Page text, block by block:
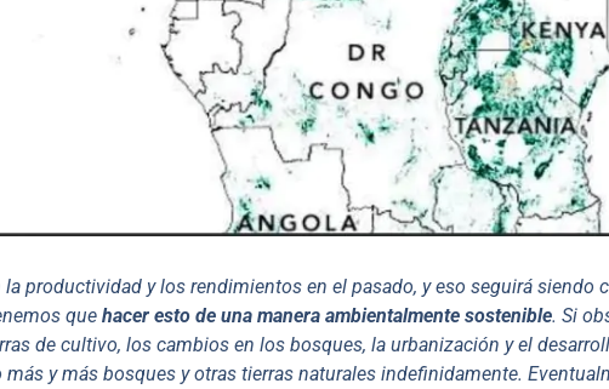
productividad y los rendimientos en el pasado, y eso seguirá siendo
que hacer esto de una manera ambientalmente sostenible. Si
de cultivo, los cambios en los bosques, la urbanización y el
y más bosques y otras tierras naturales indefinidamente.